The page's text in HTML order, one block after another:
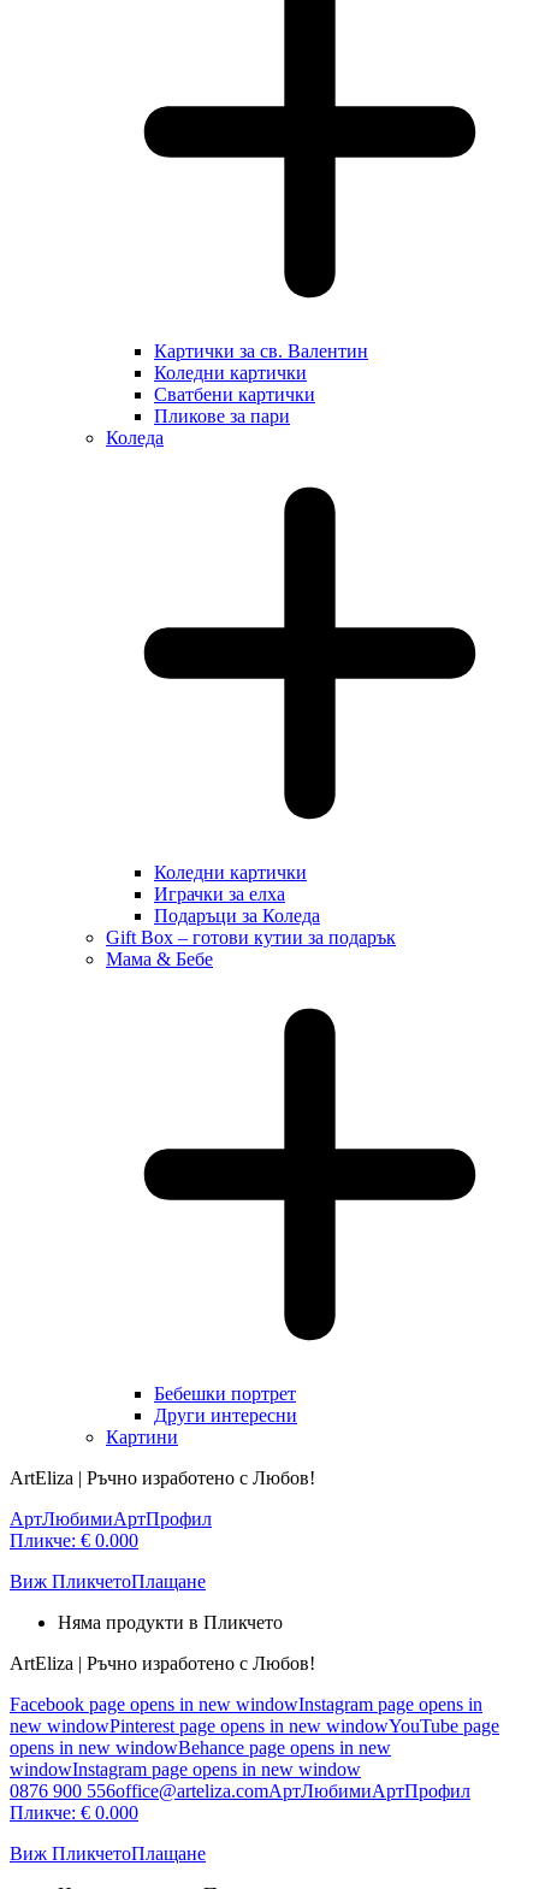
Картички за св. Валентин
Коледни картички
Сватбени картички
Пликове за пари
Коледа
Коледни картички
Играчки за елха
Подаръци за Коледа
Gift Box – готови кутии за подарък
Мама & Бебе
Бебешки портрет
Други интересни
Картини
ArtEliza | Ръчно изработено с Любов!
АртЛюбимиАртПрофил
Пликче: € 0.000
Виж ПликчетоПлащане
Няма продукти в Пликчето
ArtEliza | Ръчно изработено с Любов!
Facebook page opens in new windowInstagram page opens in
new windowPinterest page opens in new windowYouTube page
opens in new windowBehance page opens in new
windowInstagram page opens in new window
0876 900 556office@arteliza.comАртЛюбимиАртПрофил
Пликче: € 0.000
Виж ПликчетоПлащане